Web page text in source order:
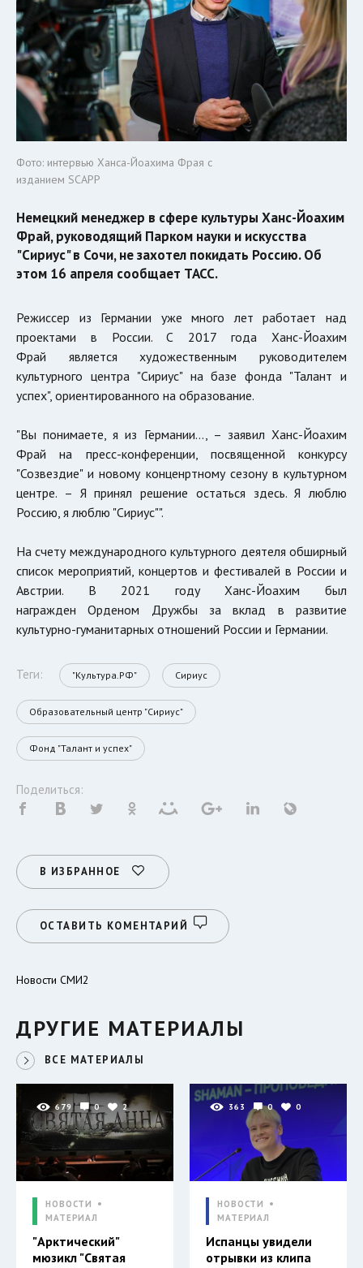
Фото: интервью Ханса-Йоахима Фрая с
изданием SCAPP
Немецкий менеджер в сфере культуры Ханс-Йоахим
Фрай, руководящий Парком науки и искусства
"Сириус" в Сочи, не захотел покидать Россию. Об
этом 16 апреля сообщает ТАСС.
Режиссер из Германии уже много лет работает над
проектами в России. С 2017 года Ханс-Йоахим
Фрай является художественным руководителем
культурного центра "Сириус" на базе фонда "Талант и
успех", ориентированного на образование.
"Вы понимаете, я из Германии…, – заявил Ханс-Йоахим
Фрай на пресс-конференции, посвященной конкурсу
"Созвездие" и новому конценртному сезону в культурном
центре. – Я принял решение остаться здесь. Я люблю
Россию, я люблю "Сириус"".
На счету международного культурного деятеля обширный
список мероприятий, концертов и фестивалей в России и
Австрии. В 2021 году Ханс-Йоахим был
награжденОрденом Дружбы за вклад в развитие
культурно-гуманитарных отношений России и Германии.
Теги: "Культура.РФ" Сириус
Образовательный центр "Сириус"
Фонд "Талант и успех"
Поделиться:
В ИЗБРАННОЕ
ОСТАВИТЬ КОМЕНТАРИЙ
Новости СМИ2
ДРУГИЕ МАТЕРИАЛЫ
ВСЕ МАТЕРИАЛЫ
679 0 2
НОВОСТИ
МАТЕРИАЛ
"Арктический"
мюзикл "Святая
363 0 0
НОВОСТИ
МАТЕРИАЛ
Испанцы увидели
отрывки из клипа